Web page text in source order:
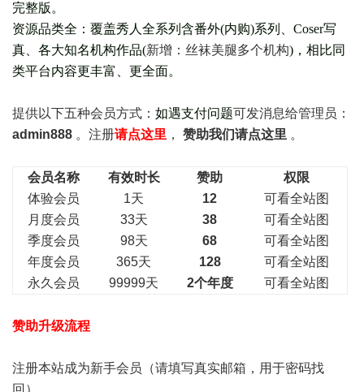
完整版。
资源品类全：覆盖秀人全系列含番外(内购)系列、Coser写
真、各大知名机构作品(新增：丝袜美腿多个机构)，相比同
类平台内容更丰富、更全面。
提供以下五种会员方式： 如遇支付问题可发消息给管理员：
admin888 。注册请点这里 ， 赞助我们请点这里 。
会员名称 有效时长 赞助
权限
体验会员
1天 12
可看全站图
月度会员
33天 38
可看全站图
季度会员
98天 68
可看全站图
年度会员
365天 128
可看全站图
永久会员
99999天 2个年度 可看全站图
赞助升级流程
注册本站成为新手会员 （请填写真实邮箱，用于密码找
回）。